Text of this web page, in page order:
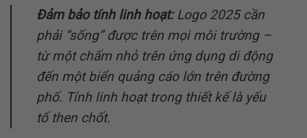
Đảm bảo tính linh hoạt:Logo 2025 cần
phải “sống” được trên mọi môi trường –
từ một chấm nhỏ trên ứng dụng di động
đến một biển quảng cáo lớn trên đường
phố. Tính linh hoạt trong thiết kế là yếu
tố then chốt.